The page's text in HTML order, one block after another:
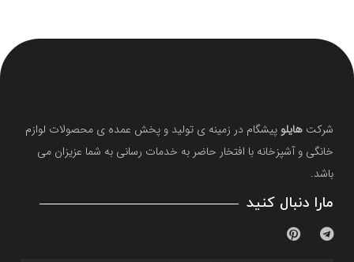
شرکت هایلو پیشگام در زمینه ی تولید و پخش عمده ی محصولات لوازم
خانگی و آشپزخانه با افتخار حاضر به خدمات رسانی به شما عزیزان می
باشد.
مارا دنبال کنید